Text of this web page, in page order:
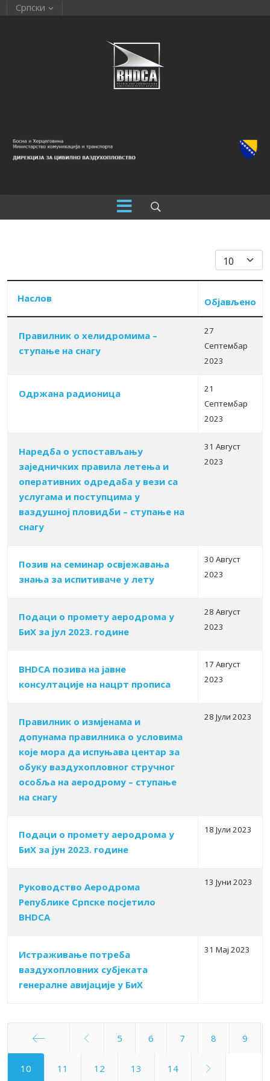
Српски
Прикажи
Табела чланака
Наслов Објављено
Правилник о хелидромима –
ступање на снагу
27
Септембар
2023
Одржана радионица
21
Септембар
2023
Наредба о успостављању
заједничких правила летења и
оперативних одредаба у вези са
услугама и поступцима у
ваздушној пловидби – ступање на
снагу
31 Август
2023
Позив на семинар освјежавања
знања за испитиваче у лету
30 Август
2023
Подаци о промету аеродрома у
БиХ за јул 2023. године
28 Август
2023
BHDCA позива на јавне
консултације на нацрт прописа
17 Август
2023
Правилник o измјенама и
допунама правилника о условима
које мора да испуњава центар за
обуку ваздухопловног стручног
особља на аеродрому – ступање
на снагу
28 Јули 2023
Подаци о промету аеродрома у
БиХ за јун 2023. године
18 Јули 2023
Руководство Аеродрома
Републике Српске посјетило
BHDCA
13 Јуни 2023
Истраживање потреба
ваздухопловних субјеката
генералне авијације у БиХ
31 Мај 2023
Старт
5 6 7 8 9
10 11 12 13 14